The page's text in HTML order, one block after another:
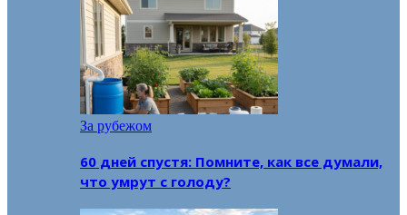
За рубежом
60 дней спустя: Помните, как все думали,
что умрут с голоду?